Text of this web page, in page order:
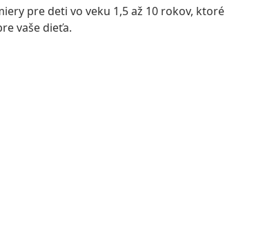
pre deti vo veku 1,5 až 10 rokov, ktoré
vaše dieťa.